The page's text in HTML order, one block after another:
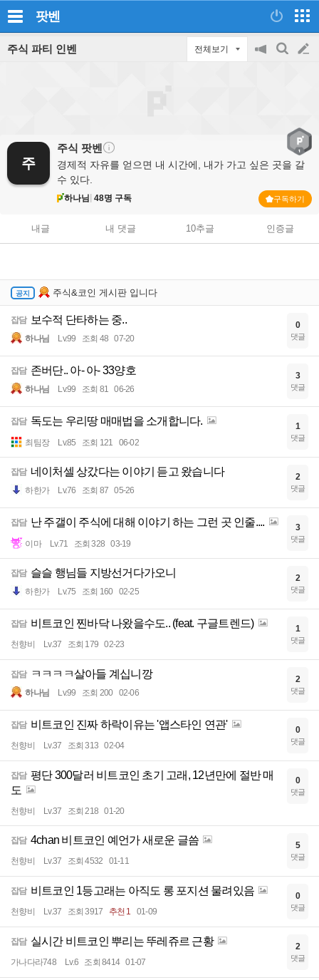
팟벤
주식 파티 인벤 전체보기
주
주식 팟벤
하나님 48명 구독
경제적 자유를 얻으면 내 시간에, 내가 가고 싶은 곳을 갈
수 있다.
구독하기
내글 내 댓글 10추글 인증글
주식&코인 게시판 입니다
잡담 보수적 단타하는 중..
하나님 Lv.99 조회 48 07-20
0
댓글
잡담 존버단.. 아- 아- 33양호
하나님 Lv.99 조회 81 06-26
3
댓글
잡담 독도는 우리땅 매매법을 소개합니다.
최팀장 Lv.85 조회 121 06-02
1
댓글
잡담 네이처셀 상갔다는 이야기 듣고 왔습니다
하한가 Lv.76 조회 87 05-26
2
댓글
잡담 난 주갤이 주식에 대해 이야기 하는 그런 곳 인줄....
이마 Lv.71 조회 328 03-19
3
댓글
잡담 슬슬 행님들 지방선거다가오니
하한가 Lv.75 조회 160 02-25
2
댓글
잡담 비트코인 찐바닥 나왔을수도.. (feat. 구글트렌드)
천향비 Lv.37 조회 179 02-23
1
댓글
잡담 ㅋㅋㅋㅋ살아들 계십니깡
하나님 Lv.99 조회 200 02-06
2
댓글
잡담 비트코인 진짜 하락이유는 '앱스타인 연관'
천향비 Lv.37 조회 313 02-04
0
댓글
잡담 평단 300달러 비트코인 초기 고래, 12년만에 절반 매
도
천향비 Lv.37 조회 218 01-20
0
댓글
잡담 4chan 비트코인 예언가 새로운 글씀
천향비 Lv.37 조회 4532 01-11
5
댓글
잡담 비트코인 1등고래는 아직도 롱 포지션 물려있음
천향비 Lv.37 조회 3917 추천 1 01-09
0
댓글
잡담 실시간 비트코인 뿌리는 뚜레쥬르 근황
가나다라748 Lv.6 조회 8414 01-07
2
댓글